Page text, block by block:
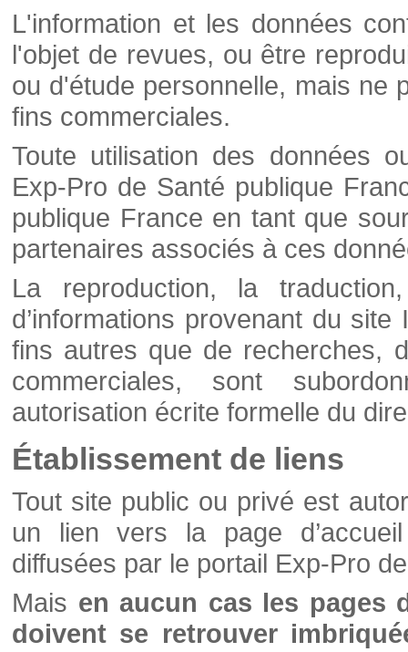
L'information et les données
l'objet de revues, ou être
ou d'étude personnelle, mais ne
fins commerciales.
Toute utilisation des données
Exp-Pro de Santé publique
publique France en tant que
partenaires associés à ces
La reproduction, la
d’informations provenant du
fins autres que de recherches,
commerciales, sont
autorisation écrite formelle du
Établissement de liens
Tout site public ou privé est
un lien vers la page
diffusées par le portail Exp-Pro
Mais en aucun cas les pages
doivent se retrouver